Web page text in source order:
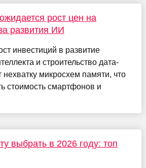
рост цен на
развития ИИ
инвестиций в развитие
и строительство дата-
микросхем памяти, что
стоимость смартфонов и
выбрать в 2026 году: топ